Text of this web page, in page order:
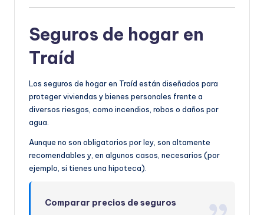
Seguros de hogar en
Traíd
Los seguros de hogar en Traíd están diseñados para
proteger viviendas y bienes personales frente a
diversos riesgos, como incendios, robos o daños por
agua.
Aunque no son obligatorios por ley, son altamente
recomendables y, en algunos casos, necesarios (por
ejemplo, si tienes una hipoteca).
Comparar precios de seguros